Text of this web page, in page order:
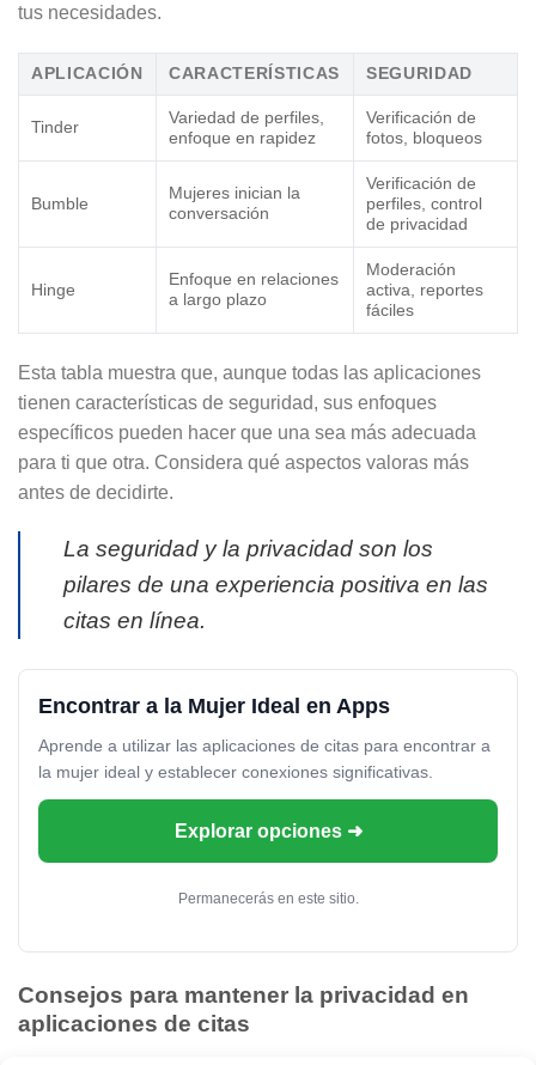
tus necesidades.
APLICACIÓN CARACTERÍSTICAS SEGURIDAD
Tinder
Variedad de perfiles,
enfoque en rapidez
Verificación de
fotos, bloqueos
Bumble
Mujeres inician la
conversación
Verificación de
perfiles, control
de privacidad
Hinge
Enfoque en relaciones
a largo plazo
Moderación
activa, reportes
fáciles
Esta tabla muestra que, aunque todas las aplicaciones
tienen características de seguridad, sus enfoques
específicos pueden hacer que una sea más adecuada
para ti que otra. Considera qué aspectos valoras más
antes de decidirte.
La seguridad y la privacidad son los
pilares de una experiencia positiva en las
citas en línea.
Encontrar a la Mujer Ideal en Apps
Aprende a utilizar las aplicaciones de citas para encontrar a
la mujer ideal y establecer conexiones significativas.
Explorar opciones ➜
Permanecerás en este sitio.
Consejos para mantener la privacidad en
aplicaciones de citas